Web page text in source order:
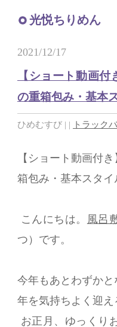
光悦ちりめん
2021/12/17
【ショート動画
の重箱包み・基本
ひめむすび | | トラック
【ショート動画付
箱包み・基本スタイ
こんにちは。
風呂
つ）です。
今年もあとわずか
年を気持ちよく迎
お正月、ゆっくり